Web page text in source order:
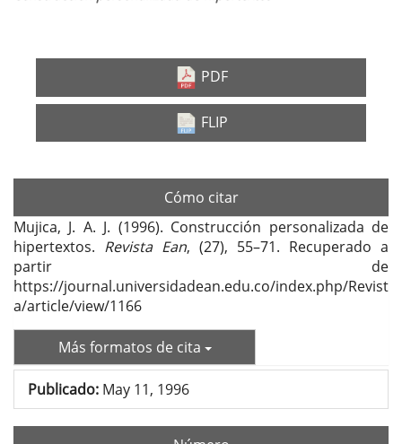
Barra
del
artículo
PDF
FLIP
Cómo citar
Mujica, J. A. J. (1996). Construcción personalizada de
hipertextos. Revista Ean, (27), 55–71. Recuperado a
partir de
https://journal.universidadean.edu.co/index.php/Revist
a/article/view/1166
Más formatos de cita
Publicado: May 11, 1996